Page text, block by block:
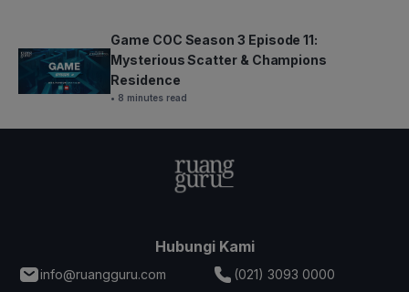
Game COC Season 3 Episode 11:
Mysterious Scatter & Champions
Residence
• 8 minutes read
Hubungi Kami
info@ruangguru.com
(021) 3093 0000